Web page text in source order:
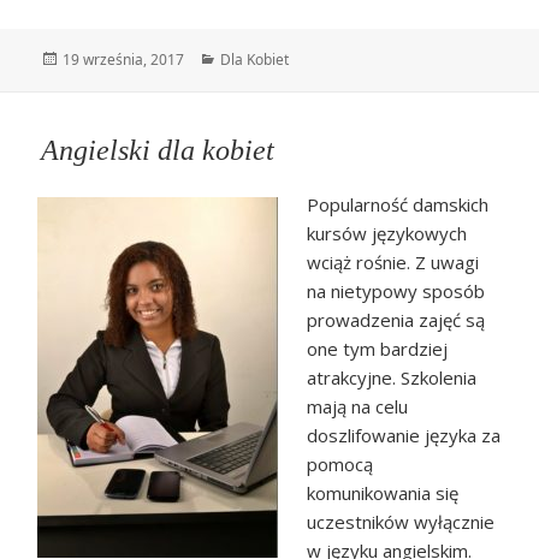
Data
19 września, 2017 Kategorie
Dla Kobiet
Angielski dla kobiet
Popularność damskich
kursów językowych
wciąż rośnie. Z uwagi
na nietypowy sposób
prowadzenia zajęć są
one tym bardziej
atrakcyjne. Szkolenia
mają na celu
doszlifowanie języka za
pomocą
komunikowania się
uczestników wyłącznie
w języku angielskim.